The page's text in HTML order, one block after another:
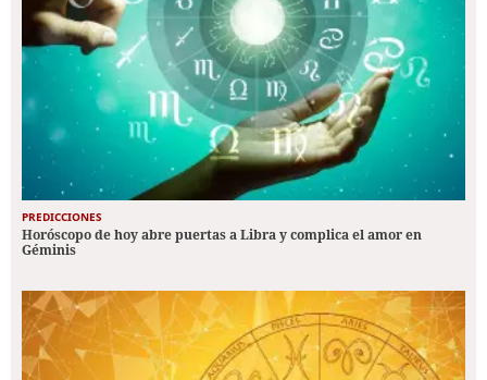
PREDICCIONES
Horóscopo de hoy abre puertas a Libra y complica el amor en
Géminis